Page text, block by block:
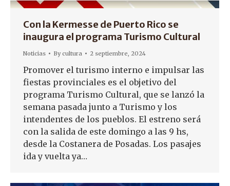
Con la Kermesse de Puerto Rico se
inaugura el programa Turismo Cultural
Noticias Bycultura 2 septiembre, 2024
Promover el turismo interno e impulsar las
fiestas provinciales es el objetivo del
programa Turismo Cultural, que se lanzó la
semana pasada junto a Turismo y los
intendentes de los pueblos. El estreno será
con la salida de este domingo a las 9 hs,
desde la Costanera de Posadas. Los pasajes
ida y vuelta ya…